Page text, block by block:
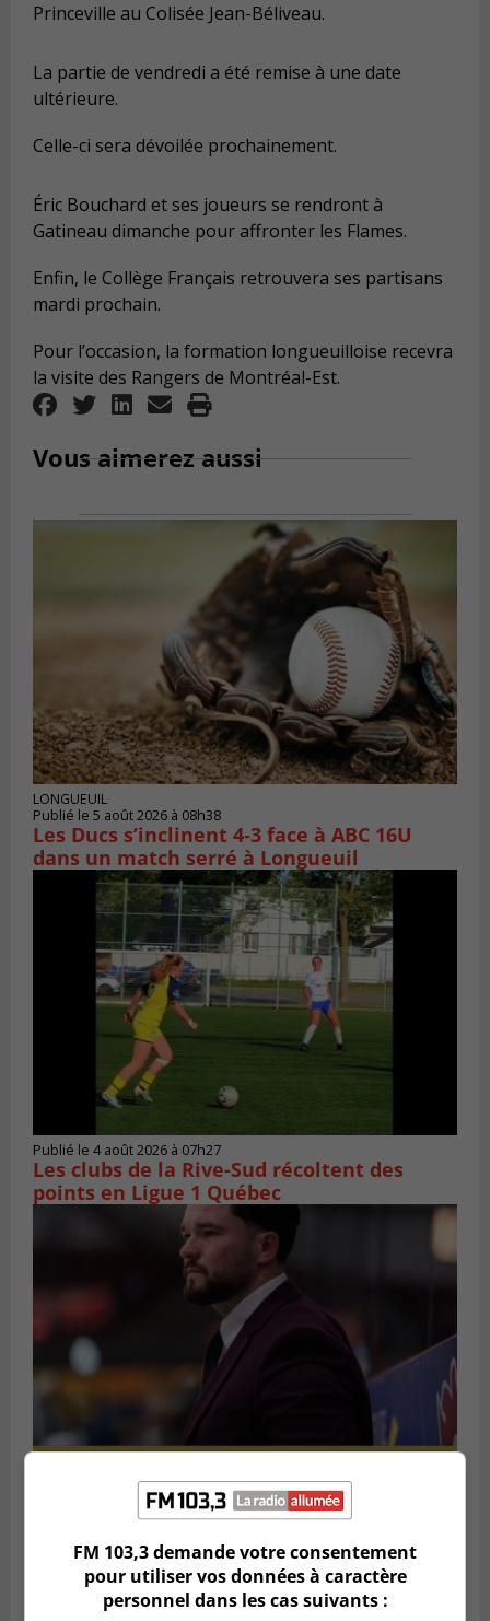
Princeville au Colisée Jean-Béliveau.
La partie de vendredi a été remise à une date
ultérieure.
Celle-ci sera dévoilée prochainement.
Éric Bouchard et ses joueurs se rendront à
Gatineau dimanche pour affronter les Flames.
Enfin, le Collège Français retrouvera ses partisans
mardi prochain.
Pour l’occasion, la formation longueuilloise recevra
la visite des Rangers de Montréal-Est.
Vous aimerez aussi
LONGUEUIL
Publié le 5 août 2026 à 08h38
Les Ducs s’inclinent 4‑3 face à ABC 16U
dans un match serré à Longueuil
Publié le 4 août 2026 à 07h27
Les clubs de la Rive-Sud récoltent des
points en Ligue 1 Québec
SAINT-CATHERINE
Publié le 3 août 2026 à 13h52
Martin-Olivier Cardinal change de cap et
rejoint la LHJMQ
FM 103,3 demande votre consentement
pour utiliser vos données à caractère
personnel dans les cas suivants :